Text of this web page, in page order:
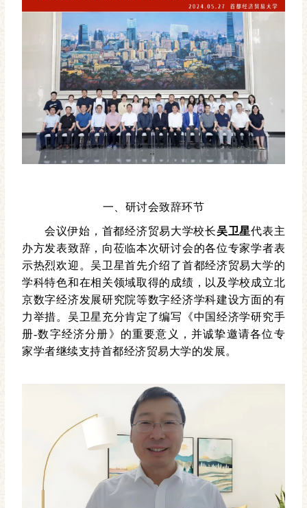
一、研讨会致辞环节
会议伊始，首都经济贸易大学校长吴卫星代表主
办方发表致辞，向莅临本次研讨会的各位专家学者表
示热烈欢迎。吴卫星首先介绍了首都经济贸易大学的
学科特色和在相关领域取得的成绩，以及学校成立北
京数字经济发展研究院等数字经济学科建设方面的有
力举措。吴卫星充分肯定了编写《中国经济学研究手
册-数字经济分册》的重要意义，并诚挚邀请各位专
家学者继续支持首都经济贸易大学的发展。